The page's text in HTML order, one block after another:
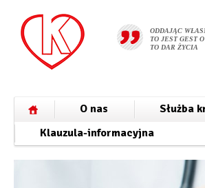
ODDAJĄC
TO JEST GEST
TO DAR ŻYCIA
O nas Służba
Klauzula-informacyjna